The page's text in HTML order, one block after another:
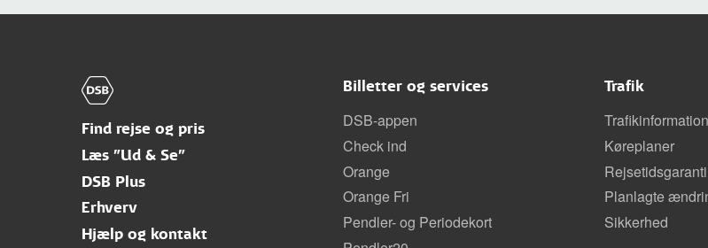
Find rejse og pris
Læs "Ud & Se"
DSB Plus
Erhverv
Hjælp og kontakt
Billetter og services
DSB-appen
Check ind
Orange
Orange Fri
Pendler- og Periodekort
Trafik
Trafikinformation
Køreplaner
Rejsetidsgaranti
Planlagte
Sikkerhed